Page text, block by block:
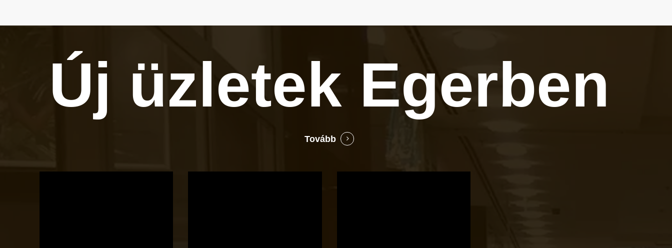
Új üzletek Egerben
Tovább